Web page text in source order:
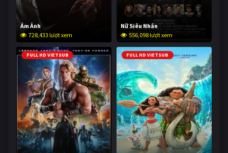
Ám Ảnh
728,433 lượt xem
Nữ Siêu Nhân
556,098 lượt xem
FULL HD VIETSUB FULL HD VIETSUB